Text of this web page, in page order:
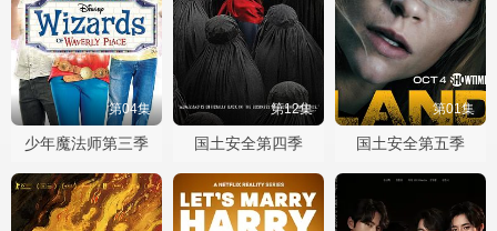
第04集
少年魔法师第三季
第12集
国土安全第四季
第01集
国土安全第五季